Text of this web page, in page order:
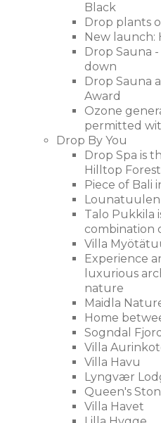
Black
Drop plants
New launch:
Drop Sauna
down
Drop Sauna
Award
Ozone
permitted
Drop By You
Drop Spa is
Hilltop Forest
Piece of Bali
Lounatuulen
Talo Pukkila
combination
Villa
Experience
luxurious
nature
Maidla
Home
Sogndal
Villa
Villa Havu
Lyngvær
Queen's
Villa Havet